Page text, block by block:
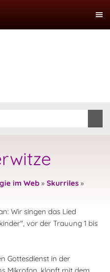
im Web » Skurriles »
Wir singen das Lied
vor der Trauung 1 bis
Gottesdienst in der